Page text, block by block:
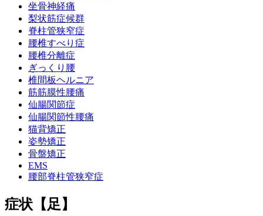
坐骨神経痛
梨状筋症候群
脊柱管狭窄症
腰椎すべり症
腰椎分離症
ぎっくり腰
椎間板ヘルニア
筋筋膜性腰痛
仙腸関節症
仙腸関節性腰痛
猫背矯正
姿勢矯正
骨盤矯正
EMS
腰部脊柱管狭窄症
症状【足】